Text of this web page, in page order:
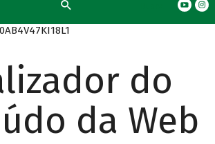
do
da Web